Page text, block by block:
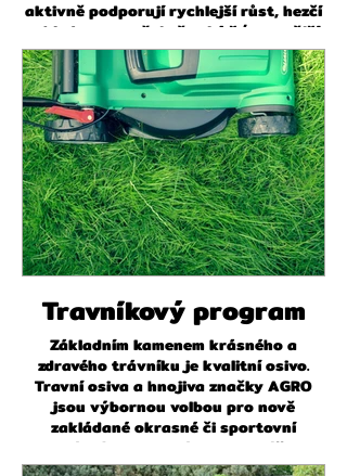
aktivně podporují rychlejší růst, hezčí
vzhled a samozřejmě také šťavnatější
plody.
Travníkový program
Základním kamenem krásného a
zdravého trávníku je kvalitní osivo.
Travní osiva a hnojiva značky AGRO
jsou výbornou volbou pro nově
zakládané okrasné či sportovní
trávníky, tak i následnou péči.